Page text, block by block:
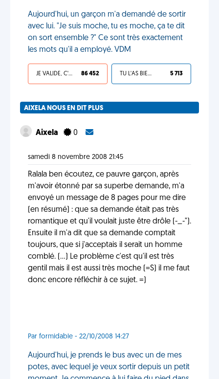
Aujourd'hui, un garçon m'a demandé de sortir
avec lui. "Je suis moche, tu es moche, ça te dit
on sort ensemble ?" Ce sont très exactement
les mots qu'il a employé. VDM
JE VALIDE, C'EST UNE VDM 86 452 TU L'AS BIEN MÉRITÉ 5 713
AIXELA NOUS EN DIT PLUS
Aixela 0
samedi 8 novembre 2008 21:45
Ralala ben écoutez, ce pauvre garçon, après
m'avoir étonné par sa superbe demande, m'a
envoyé un message de 8 pages pour me dire
(en résumé) : que sa demande était pas très
romantique et qu'il voulait juste être drôle (-_-").
Ensuite il m'a dit que sa demande comptait
toujours, que si j'acceptais il serait un homme
comblé. (...) Le problème c'est qu'il est très
gentil mais il est aussi très moche (=S) il me faut
donc encore réfléchir à ce sujet. =)
Par formidable - 22/10/2008 14:27
Aujourd'hui, je prends le bus avec un de mes
potes, avec lequel je veux sortir depuis un petit